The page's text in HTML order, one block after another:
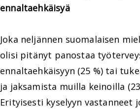
ennaltaehkäisyä
Joka neljännen suomalaisen
olisi pitänyt panostaa
ennaltaehkäisyyn (25 %) tai
ja jaksamista muilla keinoilla
Erityisesti kyselyyn vastanneet